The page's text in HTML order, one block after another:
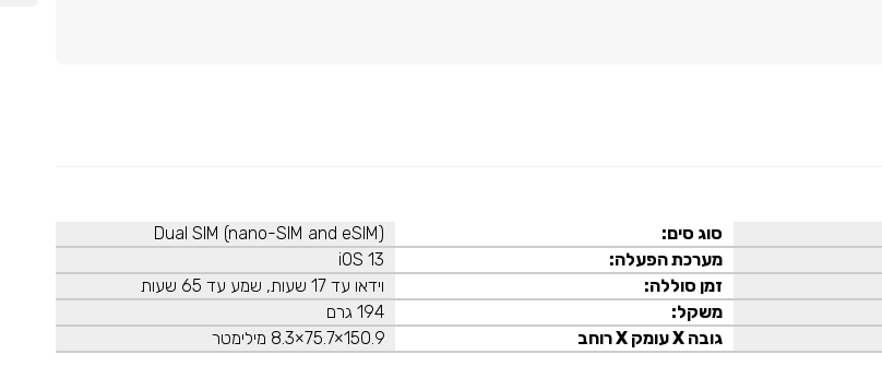
סוג סים:
Dual SIM (nano-SIM and eSIM)
מערכת הפעלה:
iOS 13
זמן סוללה:
וידאו עד 17 שעות, שמע עד 65 שעות
משקל:
194 גרם
גובה X עומק X רוחב
150.9×75.7×8.3 מילימטר